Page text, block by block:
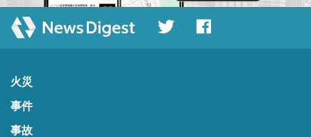
火災
事件
事故